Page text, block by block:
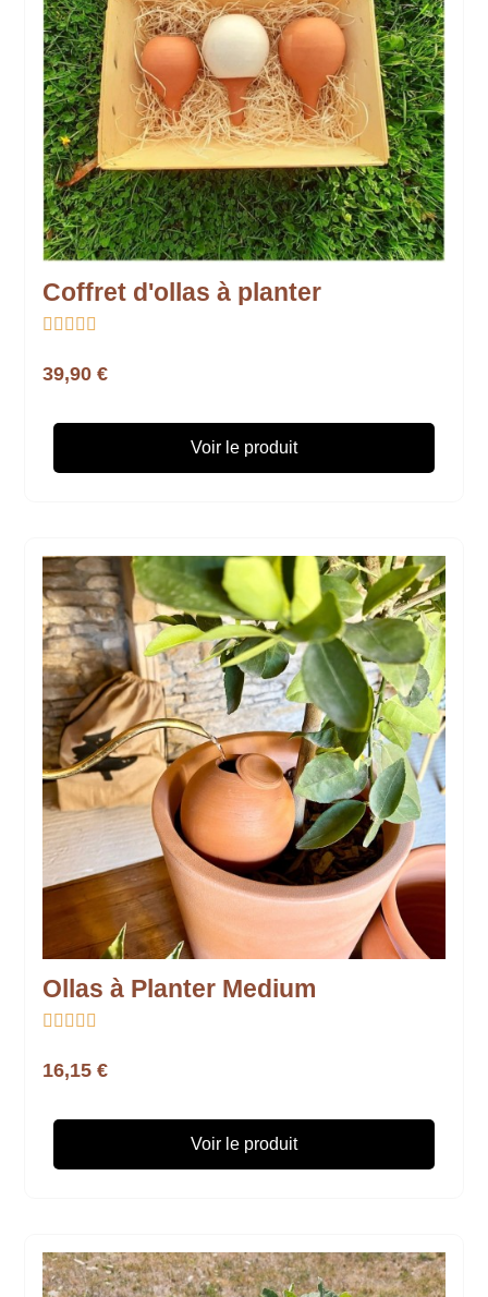
Coffret d'ollas à planter
    
39,90 €
Voir le produit
Ollas à Planter Medium
    
16,15 €
Voir le produit